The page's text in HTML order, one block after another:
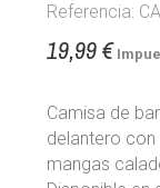
Referencia:
19,99 €
Camisa de
delantero
mangas